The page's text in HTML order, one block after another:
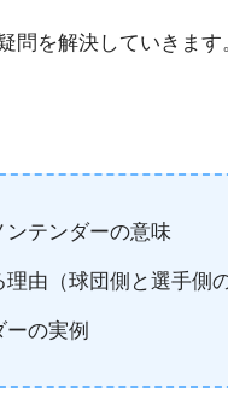
問を解決していきます。
テンダーの意味
由（球団側と選手側
ーの実例